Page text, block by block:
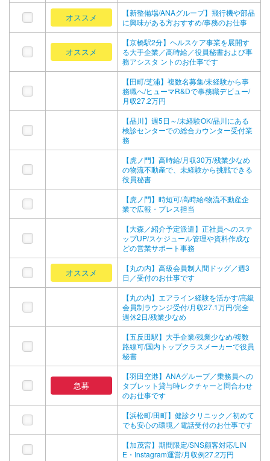
オススメ
【新整備場/ANAグループ】飛行機や部品
に興味がある方おすすめ/事務のお仕事
オススメ
【京橋駅2分】ヘルスケア事業を展開す
る大手企業／高時給／役員秘書および事
務アシスタ ントのお仕事です
【田町/芝浦】複数名募集/未経験から事
務職へ/ヒューマR&Dで事務職デビュー/
月収27.2万円
【品川】週5日～/未経験OK/品川にある
検診センターでの総合カウンター受付業
務
【虎ノ門】高時給/月収30万/残業少なめ
の物流不動産で、未経験から挑戦できる
役員秘書
【虎ノ門】時短可/高時給/物流不動産企
業で広報・プレス担当
【大森／紹介予定派遣】正社員へのステ
ップUP/スケジュール管理や資料作成な
どの営業サポート事務
オススメ
【丸の内】高級会員制人間ドッグ／週3
日／受付のお仕事です
【丸の内】エアライン経験を活かす/高級
会員制ラウンジ受付/月収27.1万円/完全
週休2日/残業少なめ
【五反田駅】大手企業/残業少なめ/複数
路線可/国内トップクラスメーカーで役員
秘書
急募
【羽田空港】ANAグループ／乗務員への
タブレット貸与時レクチャーと問合わせ
のお仕事です
【浜松町/田町】健診クリニック／初めて
でも安心の環境／電話受付のお仕事です
【加茂宮】期間限定/SNS顧客対応/LIN
E・Instagram運営/月収例27.2万円